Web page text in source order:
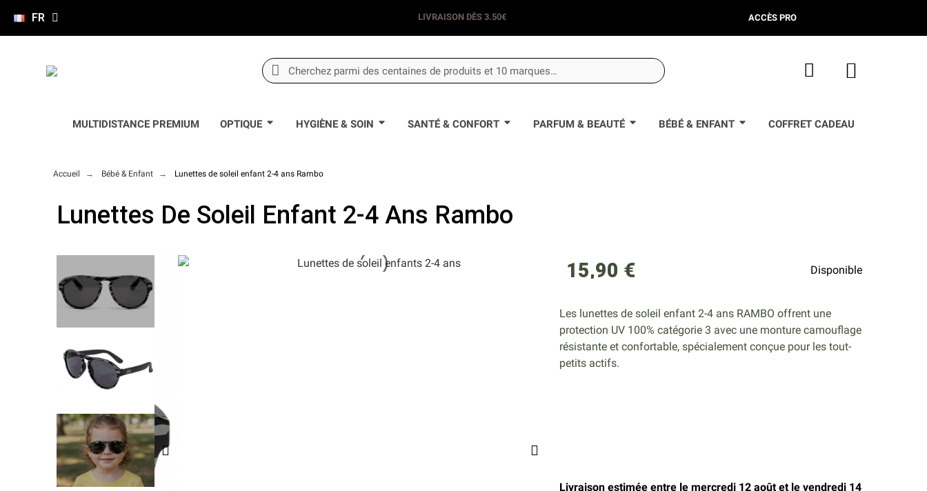
FR LIVRAISON DÈS 3.50€ ACCÈS PRO
MULTIDISTANCE PREMIUM OPTIQUE HYGIÈNE & SOIN SANTÉ & CONFORT PARFUM & BEAUTÉ BÉBÉ & ENFANT COFFRET CADEAU
Accueil Bébé & Enfant Lunettes de soleil enfant 2-4 ans Rambo
Lunettes De Soleil Enfant 2-4 Ans Rambo
15,90 € Disponible
Les lunettes de soleil enfant 2-4 ans RAMBO offrent une
protection UV 100% catégorie 3 avec une monture camouflage
résistante et confortable, spécialement conçue pour les tout-
petits actifs.
Livraison estimée entre le mercredi 12 août et le vendredi 14